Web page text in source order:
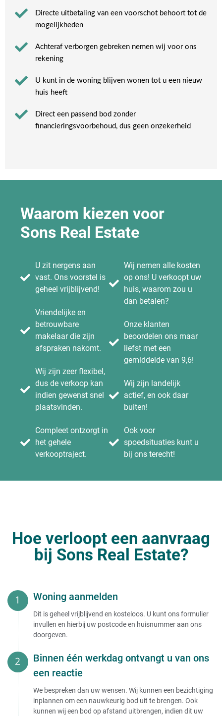
Directe uitbetaling van een voorschot behoort tot de
mogelijkheden
Achteraf verborgen gebreken nemen wij voor ons
rekening​
U kunt in de woning blijven wonen tot u een nieuw
huis heeft​
Direct een passend bod zonder
financieringsvoorbehoud, dus geen onzekerheid​
Waarom kiezen voor
Sons Real Estate
U zit nergens aan
vast. Ons voorstel is
geheel vrijblijvend!
Vriendelijke en
betrouwbare
makelaar die zijn
afspraken nakomt.
Wij zijn zeer flexibel,
dus de verkoop kan
indien gewenst snel
plaatsvinden.
Compleet ontzorgt in
het gehele
verkooptraject.
Wij nemen alle kosten
op ons! U verkoopt uw
huis, waarom zou u
dan betalen?
Onze klanten
beoordelen ons maar
liefst met een
gemiddelde van 9,6!
Wij zijn landelijk
actief, en ook daar
buiten!
Ook voor
spoedsituaties kunt u
bij ons terecht!
Hoe verloopt een aanvraag
bij Sons Real Estate?
Woning aanmelden
Dit is geheel vrijblijvend en kosteloos. U kunt ons formulier
invullen en hierbij uw postcode en huisnummer aan ons
doorgeven.
Binnen één werkdag ontvangt u van ons
een reactie
We bespreken dan uw wensen. Wij kunnen een bezichtiging
inplannen om een nauwkeurig bod uit te brengen. Ook
kunnen wij een bod op afstand uitbrengen, indien dit uw